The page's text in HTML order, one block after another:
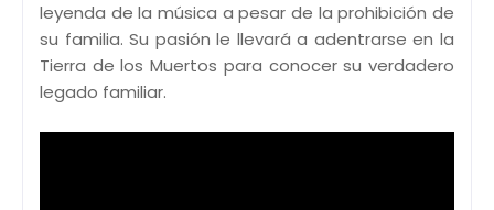
leyenda de la música a pesar de la prohibición de
su familia. Su pasión le llevará a adentrarse en la
Tierra de los Muertos para conocer su verdadero
legado familiar.